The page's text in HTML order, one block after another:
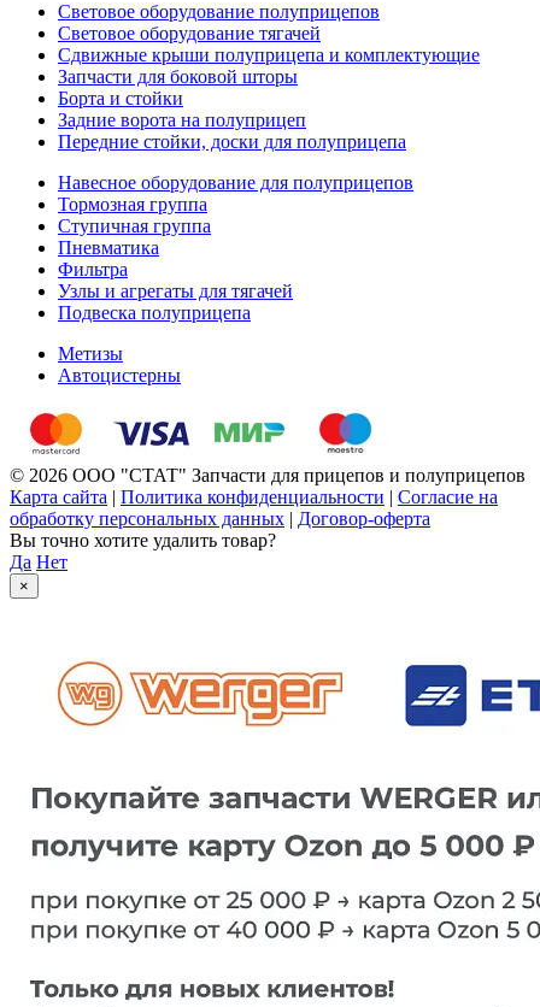
Световое оборудование полуприцепов
Световое оборудование тягачей
Сдвижные крыши полуприцепа и комплектующие
Запчасти для боковой шторы
Борта и стойки
Задние ворота на полуприцеп
Передние стойки, доски для полуприцепа
Навесное оборудование для полуприцепов
Тормозная группа
Ступичная группа
Пневматика
Фильтра
Узлы и агрегаты для тягачей
Подвеска полуприцепа
Метизы
Автоцистерны
© 2026 ООО "СТАТ" Запчасти для прицепов и полуприцепов
Карта сайта | Политика конфиденциальности | Согласие на
обработку персональных данных | Договор-оферта
Вы точно хотите удалить товар?
Да Нет
×